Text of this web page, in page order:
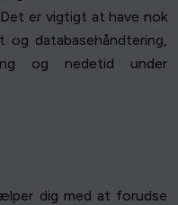
er vigtigt at have nok
og databasehåndtering,
og nedetid under
dig med at forudse